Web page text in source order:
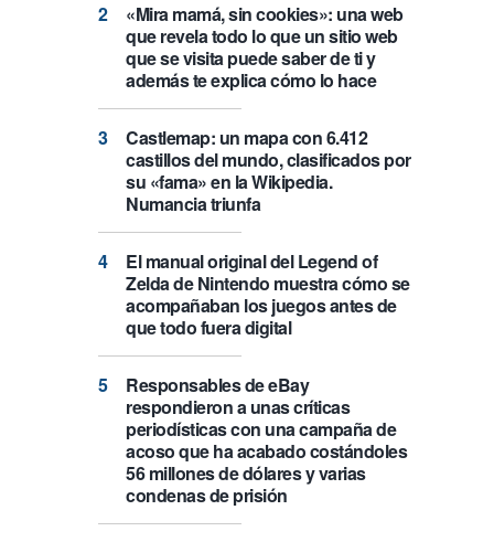
«Mira mamá, sin cookies»: una web
que revela todo lo que un sitio web
que se visita puede saber de ti y
además te explica cómo lo hace
Castlemap: un mapa con 6.412
castillos del mundo, clasificados por
su «fama» en la Wikipedia.
Numancia triunfa
El manual original del Legend of
Zelda de Nintendo muestra cómo se
acompañaban los juegos antes de
que todo fuera digital
Responsables de eBay
respondieron a unas críticas
periodísticas con una campaña de
acoso que ha acabado costándoles
56 millones de dólares y varias
condenas de prisión